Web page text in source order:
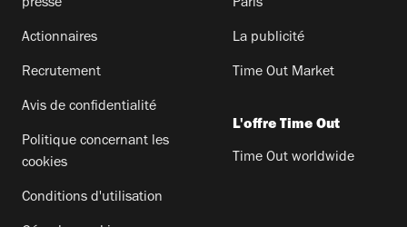
presse
Actionnaires
Recrutement
Avis de confidentialité
Politique concernant les
cookies
Conditions d'utilisation
Paris
La publicité
Time Out Market
L'offre Time Out
Time Out worldwide